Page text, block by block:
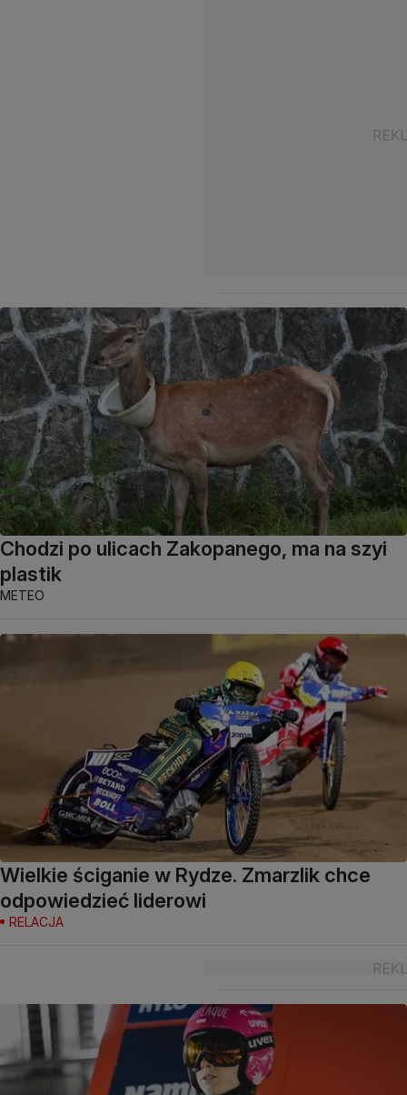
Chodzi po ulicach Zakopanego, ma na szyi
plastik
METEO
Wielkie ściganie w Rydze. Zmarzlik chce
odpowiedzieć liderowi
RELACJA